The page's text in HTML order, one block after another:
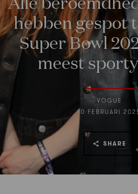
hebben gespot
Super Bowl
meest
VOGUE
10 FEBRUARI
SHARE